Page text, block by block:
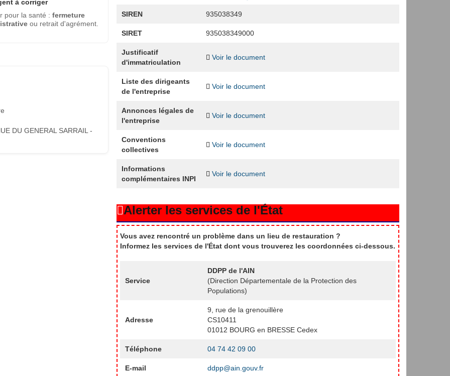
à corriger
pour la santé : fermeture
ou retrait d'agrément.
DU GENERAL SARRAIL -
SIREN 935038349
SIRET 935038349000
Justificatif
d'immatriculation
Voir le document
Liste des dirigeants
de l'entreprise
Voir le document
Annonces légales de
l'entreprise
Voir le document
Conventions
collectives
Voir le document
Informations
complémentaires INPI
Voir le document
Alerter les services de l'État
Vous avez rencontré un problème dans un lieu de restauration ?
Informez les services de l'État dont vous trouverez les coordonnées ci-dessous.
Service
DDPP de l'AIN
(Direction Départementale de la Protection des
Populations)
Adresse
9, rue de la grenouillère
CS10411
01012 BOURG en BRESSE Cedex
Téléphone 04 74 42 09 00
E-mail ddpp@ain.gouv.fr